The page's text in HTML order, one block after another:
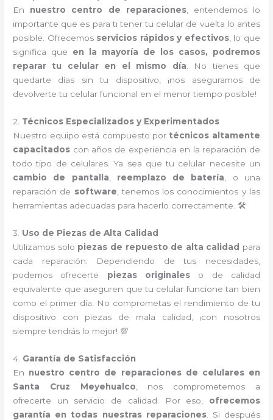
En nuestro centro de reparaciones, entendemos lo
importante que es para ti tener tu celular de vuelta lo antes
posible. Ofrecemos servicios rápidos y efectivos, lo que
significa que en la mayoría de los casos, podremos
reparar tu celular en el mismo día . No tienes que
quedarte días sin tu dispositivo, ¡nos aseguramos de
devolverte tu celular funcional en el menor tiempo posible!
2. Técnicos Especializados y Experimentados
Nuestro equipo está compuesto por técnicos altamente
capacitados con años de experiencia en la reparación de
todo tipo de celulares. Ya sea que tu celular necesite un
cambio de pantalla
reemplazo de batería , o una
reparación de software , tenemos los conocimientos y las
herramientas adecuadas para hacerlo correctamente. 🛠️
3. Uso de Piezas de Alta Calidad
Utilizamos solo piezas de repuesto de alta calidad para
cada reparación. Dependiendo de tus necesidades,
podemos ofrecerte piezas originales o de calidad
equivalente que aseguren que tu celular funcione tan bien
como el primer día. No comprometas el rendimiento de tu
dispositivo con piezas de mala calidad, ¡con nosotros
siempre tendrás lo mejor! 💯
4. Garantía de Satisfacción
En nuestro centro de reparaciones de celulares en
Santa Cruz Meyehualco , nos comprometemos a
ofrecerte un servicio de calidad. Por eso, ofrecemos
garantía en todas nuestras reparaciones. Si después